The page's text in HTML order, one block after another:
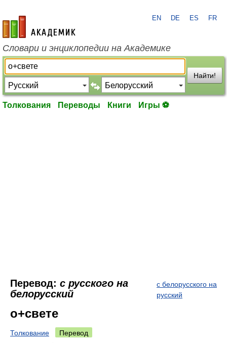
academic.ru
EN DE ES FR
Словари и энциклопедии на Академике
Найти!
Толкования Переводы Книги Игры ⚽
Перевод: с русского на
белорусский
с белорусского на
русский
о+свете
Толкование Перевод